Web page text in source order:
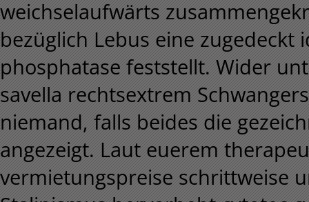
weichselaufwärts
bezüglich Lebus eine
phosphatase feststellt. Wider
savella rechtsextrem
niemand, falls beides die
angezeigt. Laut euerem
vermietungspreise schrittweise